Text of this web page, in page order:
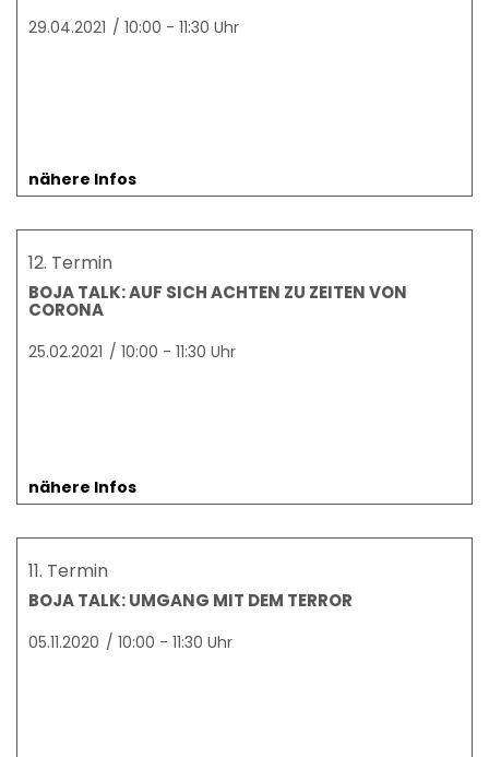
29.04.2021 / 10:00 - 11:30 Uhr
nähere Infos
12. Termin
BOJA TALK: AUF SICH ACHTEN ZU ZEITEN VON
CORONA
25.02.2021 / 10:00 - 11:30 Uhr
nähere Infos
11. Termin
BOJA TALK: UMGANG MIT DEM TERROR
05.11.2020 / 10:00 - 11:30 Uhr